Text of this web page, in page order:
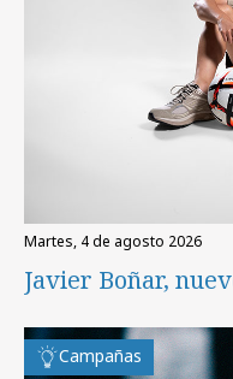
martes, 4 de agosto 2026
Javier Boñar,
Campañas